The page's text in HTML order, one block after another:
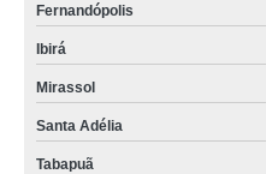
Fernandópolis
Ibirá
Mirassol
Santa Adélia
Tabapuã